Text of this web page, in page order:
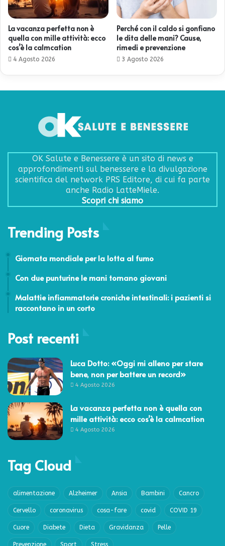
La vacanza perfetta non è
quella con mille attività: ecco
cos’è la calmcation
4 Agosto 2026
Perché con il caldo si gonfiano
le dita delle mani? Cause,
rimedi e prevenzione
3 Agosto 2026
OK Salute e Benessere è un sito di news e
approfondimenti sul benessere e la divulgazione
scientifica del network PRS Editore, di cui fa parte
anche Radio LatteMiele.
Scopri chi siamo
Trending Posts
Giornata mondiale per la lotta al fumo
Con due punturine le mani tornano giovani
Malattie infiammatorie croniche intestinali: i pazienti si
raccontano in un corto
Post recenti
Luca Dotto: «Oggi mi alleno per stare
bene, non per battere un record»
4 Agosto 2026
La vacanza perfetta non è quella con
mille attività: ecco cos’è la calmcation
4 Agosto 2026
Tag Cloud
alimentazione Alzheimer Ansia Bambini Cancro
Cervello coronavirus cosa-fare covid COVID 19
Cuore Diabete Dieta Gravidanza Pelle
Prevenzione Sport Stress